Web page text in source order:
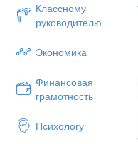
Классному
руководителю
Экономика
Финансовая
грамотность
Психологу